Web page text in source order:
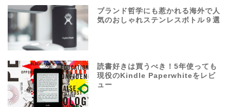
ブランド哲学にも惹かれる海外で人
気のおしゃれステンレスボトル９選
読書好きは買うべき！5年使っても
現役のKindle Paperwhiteをレビ
ュー